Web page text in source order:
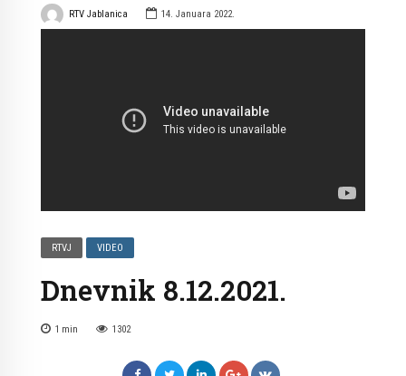
RTV Jablanica 14. Januara 2022.
RTVJ VIDEO
Dnevnik 8.12.2021.
1 min 1302